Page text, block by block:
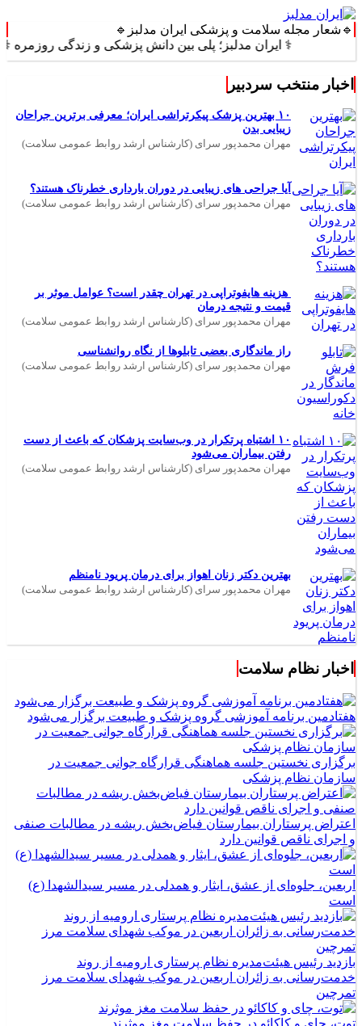
🔹شعار مجله سلامت و پزشکی ایران مدلبز🔹
⚕️ ایران مدلبز؛ پلی بین دانش پزشکی و زندگی روزمره ⚕️
اخبار منتخب سردبیر
۱۰ بهترین پزشک پیکرتراشی ایران؛ معرفی برترین جراحان
زیبایی بدن
مهران محمدپور سرای (کارشناس ارشد روابط عمومی سلامت)
آیا جراحی های زیبایی در دوران بارداری خطرناک هستند؟
مهران محمدپور سرای (کارشناس ارشد روابط عمومی سلامت)
هزینه هایفوتراپی در تهران چقدر است؟ عوامل موثر بر
قیمت و نتیجه درمان
مهران محمدپور سرای (کارشناس ارشد روابط عمومی سلامت)
راز ماندگاری بعضی تابلوها از نگاه روانشناسی
مهران محمدپور سرای (کارشناس ارشد روابط عمومی سلامت)
۱۰ اشتباه پرتکرار در وب‌سایت پزشکان که باعث از دست
رفتن بیماران می‌شود
مهران محمدپور سرای (کارشناس ارشد روابط عمومی سلامت)
بهترین دکتر زنان اهواز برای درمان پریود نامنظم
مهران محمدپور سرای (کارشناس ارشد روابط عمومی سلامت)
اخبار نظام سلامت
هفتادمین برنامه آموزشی گروه پزشک و طبیعت برگزار می‌شود
برگزاری نخستین جلسه هماهنگی قرارگاه جوانی جمعیت در
سازمان نظام پزشکی
اعتراض پرستاران بیمارستان فیاض‌بخش ریشه در مطالبات صنفی
و اجرای ناقص قوانین دارد
اربعین، جلوه‌ای از عشق، ایثار و همدلی در مسیر سیدالشهدا (ع)
است
بازدید رئیس هیئت‌مدیره نظام پرستاری ارومیه از روند
خدمت‌رسانی به زائران اربعین در موکب شهدای سلامت مرز
تمرچین
توت، چای و کاکائو در حفظ سلامت مغز موثرند